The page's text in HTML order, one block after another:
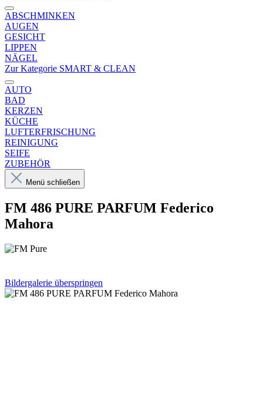
ABSCHMINKEN
AUGEN
GESICHT
LIPPEN
NÄGEL
Zur Kategorie SMART & CLEAN
AUTO
BAD
KERZEN
KÜCHE
LUFTERFRISCHUNG
REINIGUNG
SEIFE
ZUBEHÖR
Menü schließen
FM 486 PURE PARFUM Federico
Mahora
Bildergalerie überspringen